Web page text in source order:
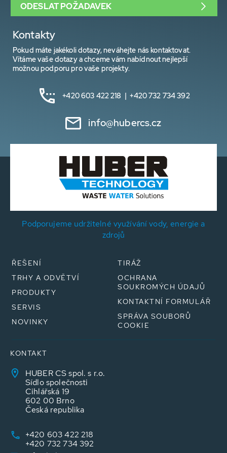
Kontakty
Pokud máte jakékoli dotazy, neváhejte nás kontaktovat.
Vítáme vaše dotazy a chceme vám nabídnout nejlepší
možnou podporu pro vaše projekty.
+420 603 422 218 | +420 732 734 392
info@hubercs.cz
ODESLAT POŽADAVEK
Podporujeme udržitelné využívání vody, energie a
zdrojů
ŘEŠENÍ
TRHY A ODVĚTVÍ
PRODUKTY
SERVIS
NOVINKY
TIRÁŽ
OCHRANA
SOUKROMÝCH ÚDAJŮ
KONTAKTNÍ FORMULÁŘ
SPRÁVA SOUBORŮ
COOKIE
KONTAKT
HUBER CS spol. s r.o.
Sídlo společnosti
Cihlářská 19
602 00 Brno
Česká republika
+420 603 422 218
+420 732 734 392